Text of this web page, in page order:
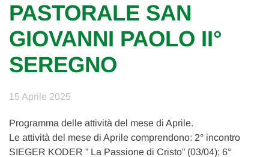
PASTORALE SAN
GIOVANNI PAOLO II°
SEREGNO
15 Aprile 2025
Programma delle attività del mese di Aprile.
Le attività del mese di Aprile comprendono: 2° incontro
SIEGER KODER ” La Passione di Cristo” (03/04); 6°